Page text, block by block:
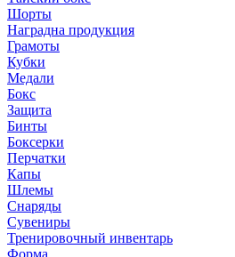
Шорты
Наградна продукция
Грамоты
Кубки
Медали
Бокс
Защита
Бинты
Боксерки
Перчатки
Капы
Шлемы
Снаряды
Сувениры
Тренировочный инвентарь
Форма